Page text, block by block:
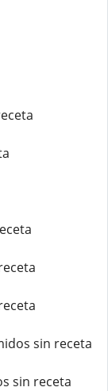
sin receta
sin receta